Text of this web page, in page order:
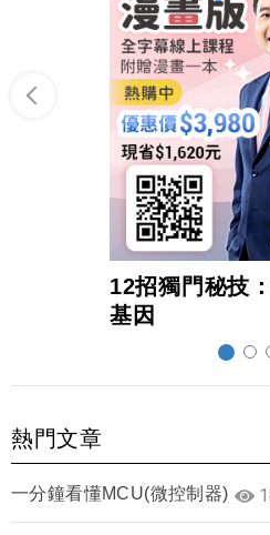
12招獨門秘技
基因
熱門文章
一分鐘看懂MCU(微控制器)